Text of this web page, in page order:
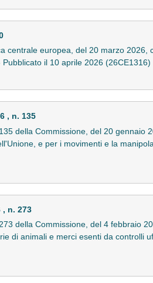
centrale europea, del 20 marzo
il 10 aprile 2026 (26CE1316)
, n. 135
della Commissione, del 20
e per i movimenti e la
, n. 273
della Commissione, del 4 febbraio
di animali e merci esenti da controlli